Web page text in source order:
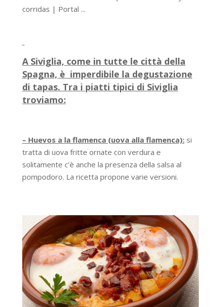
A Siviglia, come in tutte le città della
Spagna, è imperdibile la degustazione
di tapas. Tra i piatti tipici di Siviglia
troviamo:
– Huevos a la flamenca (uova alla flamenca):si
tratta di uova fritte ornate con verdura e
solitamente c’è anche la presenza della salsa al
pompodoro. La ricetta propone varie versioni.